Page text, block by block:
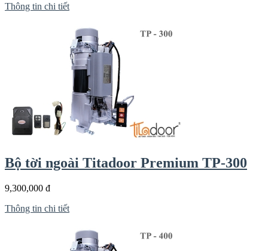
Thông tin chi tiết
Bộ tời ngoài Titadoor Premium TP-300
9,300,000 đ
Thông tin chi tiết